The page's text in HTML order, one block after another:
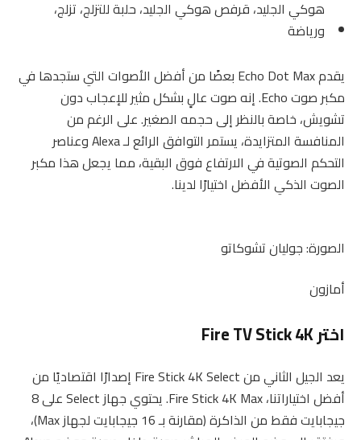
يقدم Echo Dot Max بعضًا من أفضل الأصوات التي ستجدها في
مكبر صوت Echo. إنه صوت عالٍ بشكل مثير للإعجاب دون
تشويش، خاصة بالنظر إلى حجمه الصغير. على الرغم من
المنافسة المتزايدة، يستمر التوافق الرائع لـ Alexa وعناصر
التحكم الصوتية في الارتفاع فوق البقية، مما يجعل هذا مكبر
الصوت الذكي الأفضل اختيارًا لدينا.
الصورة: جوليان تشوكاتو
أمازون
اختر Fire TV Stick 4K
يعد الجيل الثاني من Fire Stick 4K Select إصدارًا اقتصاديًا من
أفضل اختياراتنا، Fire Stick 4K Max. يحتوي جهاز Select على 8
جيجابايت فقط من الذاكرة (مقارنة بـ 16 جيجابايت لجهاز Max)،